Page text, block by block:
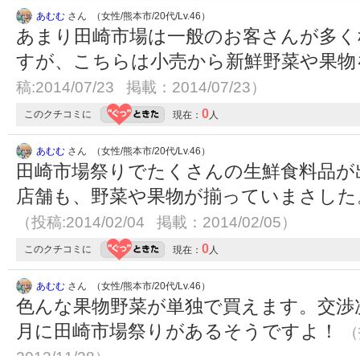
あむむ さん （女性/熊本市/20代/Lv.46）
あまり田崎市場は一般のお客さんが多
すが、こちらは小売から新鮮野菜や果
稿:2014/07/23 掲載：2014/07/23）
このクチコミに 現在： 0人
あむむ さん （女性/熊本市/20代/Lv.46）
田崎市場祭りでたくさんの生鮮食料品
店舗も、野菜や果物が揃っていまさし
（投稿:2014/02/04 掲載：2014/02/05）
このクチコミに 現在： 0人
あむむ さん （女性/熊本市/20代/Lv.46）
色んな果物野菜が単独で買えます。交
月に田崎市場祭りがあるそうですよ！